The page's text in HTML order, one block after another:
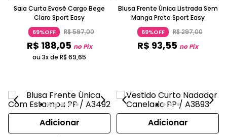
Saia Curta Evasê Cargo Bege
Claro Sport Easy
69%OFF R$597,00
R$ 188,05 no Pix
ou 3x de R$ 69,65
Blusa Frente Única Listrada Sem
Manga Preto Sport Easy
69%OFF R$297,00
R$ 93,55 no Pix
Adicionar Adicionar